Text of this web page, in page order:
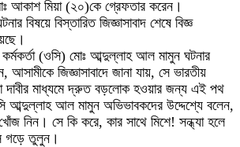
আকাশ মিয়া (২০)কে গ্রেফতার করেন।
বিষয়ে বিস্তারিত জিজ্ঞাসাবাদ শেষে বিজ্ঞ
(ওসি) মোঃ আব্দুল্লাহ আল মামুন ঘটনার
আসামীকে জিজ্ঞাসাবাদে জানা যায়, সে ভারতীয়
দাবীর মাধ্যমে দ্রুত বড়লোক হওয়ার জন্য এই পথ
আল মামুন অভিভাবকদের উদ্দেশ্যে বলেন,
নিন। সে কি করে, কার সাথে মিশে! সন্ধ্যা হলে
গড়ে তুলুন।